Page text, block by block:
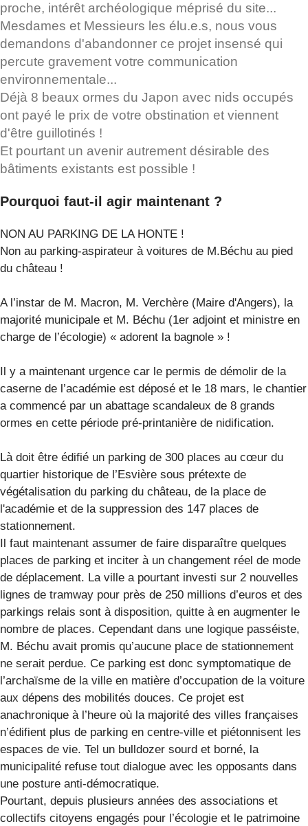
proche, intérêt archéologique méprisé du site...
Mesdames et Messieurs les élu.e.s, nous vous
demandons d'abandonner ce projet insensé qui
percute gravement votre communication
environnementale...
Déjà 8 beaux ormes du Japon avec nids occupés
ont payé le prix de votre obstination et viennent
d'être guillotinés !
Et pourtant un avenir autrement désirable des
bâtiments existants est possible !
Pourquoi faut-il agir maintenant ?
NON AU PARKING DE LA HONTE !
Non au parking-aspirateur à voitures de M.Béchu au pied
du château !
A l’instar de M. Macron, M. Verchère (Maire d'Angers), la
majorité municipale et M. Béchu (1er adjoint et ministre en
charge de l’écologie) « adorent la bagnole » !
Il y a maintenant urgence car le permis de démolir de la
caserne de l’académie est déposé et le 18 mars, le chantier
a commencé par un abattage scandaleux de 8 grands
ormes en cette période pré-printanière de nidification.
Là doit être édifié un parking de 300 places au cœur du
quartier historique de l’Esvière sous prétexte de
végétalisation du parking du château, de la place de
l'académie et de la suppression des 147 places de
stationnement.
Il faut maintenant assumer de faire disparaître quelques
places de parking et inciter à un changement réel de mode
de déplacement. La ville a pourtant investi sur 2 nouvelles
lignes de tramway pour près de 250 millions d’euros et des
parkings relais sont à disposition, quitte à en augmenter le
nombre de places. Cependant dans une logique passéiste,
M. Béchu avait promis qu’aucune place de stationnement
ne serait perdue. Ce parking est donc symptomatique de
l’archaïsme de la ville en matière d’occupation de la voiture
aux dépens des mobilités douces. Ce projet est
anachronique à l’heure où la majorité des villes françaises
n’édifient plus de parking en centre-ville et piétonnisent les
espaces de vie. Tel un bulldozer sourd et borné, la
municipalité refuse tout dialogue avec les opposants dans
une posture anti-démocratique.
Pourtant, depuis plusieurs années des associations et
collectifs citoyens engagés pour l’écologie et le patrimoine